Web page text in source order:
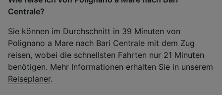
Centrale?
Sie können im Durchschnitt in 39 Minuten von
Polignano a Mare nach Bari Centrale mit dem Zug
reisen, wobei die schnellsten Fahrten nur 21 Minuten
benötigen. Mehr Informationen erhalten Sie in unserem
Reiseplaner.